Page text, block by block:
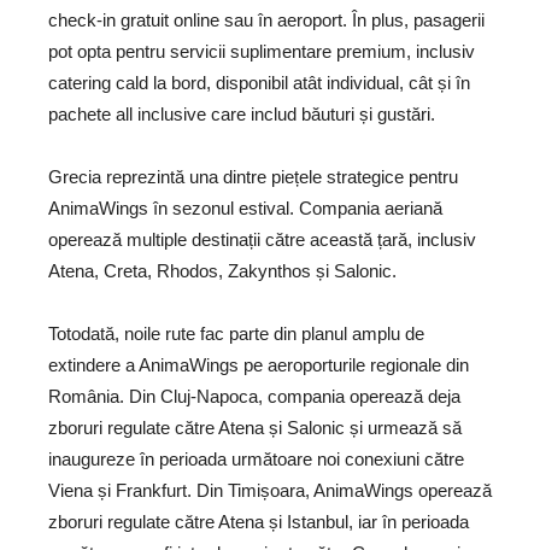
check-in gratuit online sau în aeroport. În plus, pasagerii
pot opta pentru servicii suplimentare premium, inclusiv
catering cald la bord, disponibil atât individual, cât și în
pachete all inclusive care includ băuturi și gustări.
Grecia reprezintă una dintre piețele strategice pentru
AnimaWings în sezonul estival. Compania aeriană
operează multiple destinații către această țară, inclusiv
Atena, Creta, Rhodos, Zakynthos și Salonic.
Totodată, noile rute fac parte din planul amplu de
extindere a AnimaWings pe aeroporturile regionale din
România. Din Cluj-Napoca, compania operează deja
zboruri regulate către Atena și Salonic și urmează să
inaugureze în perioada următoare noi conexiuni către
Viena și Frankfurt. Din Timișoara, AnimaWings operează
zboruri regulate către Atena și Istanbul, iar în perioada